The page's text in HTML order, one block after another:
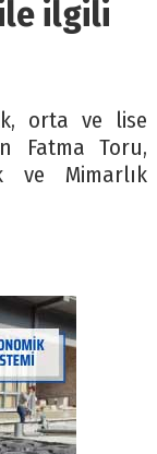
ilgili
orta ve lise
Fatma Toru,
ve Mimarlık